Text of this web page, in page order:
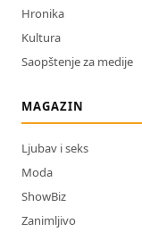
Hronika
Kultura
Saopštenje za medije
MAGAZIN
Ljubav i seks
Moda
ShowBiz
Zanimljivo